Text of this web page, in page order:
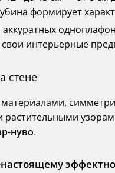
формирует
аккуратных
интерьерные
стене
нуво.